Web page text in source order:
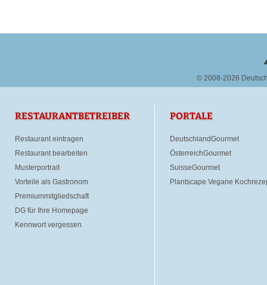
© 2008-2026
RESTAURANTBETREIBER
Restaurant eintragen
Restaurant bearbeiten
Musterportrait
Vorteile als Gastronom
Premiummitgliedschaft
DG für Ihre Homepage
Kennwort vergessen
PORTALE
DeutschlandGourmet
ÖsterreichGourmet
SuisseGourmet
Plantscape Vegane